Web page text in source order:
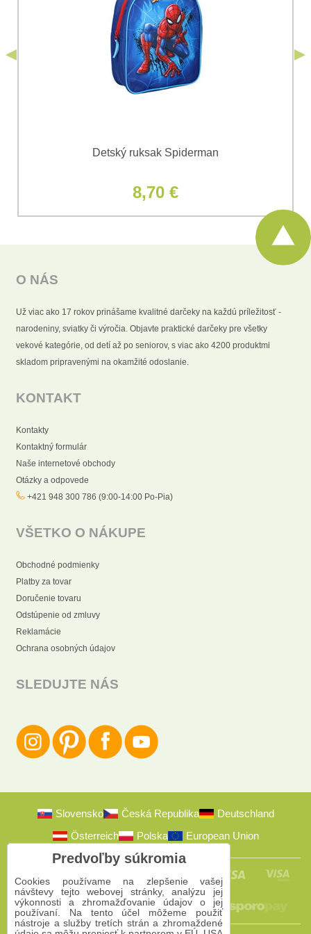
Ochrany osobných údajovspoločnosti Bomba
Detský ruksak Spiderman
8,70 €
O NÁS
Už viac ako 17 rokov prinášame kvalitné darčeky na každú príležitosť -
narodeniny, sviatky či výročia. Objavte praktické darčeky pre všetky
vekové kategórie, od detí až po seniorov, s viac ako 4200 produktmi
skladom pripravenými na okamžité odoslanie.
KONTAKT
Kontakty
Kontaktný formulár
Naše internetové obchody
Otázky a odpovede
+421 948 300 786 (9:00-14:00 Po-Pia)
VŠETKO O NÁKUPE
Obchodné podmienky
Platby za tovar
Doručenie tovaru
Odstúpenie od zmluvy
Reklamácie
Ochrana osobných údajov
SLEDUJTE NÁS
Slovensko Česká Republika
Deutschland
Österreich
Polska European Union
Predvoľby súkromia
Cookies používame na zlepšenie vašej
návštevy tejto webovej stránky, analýzu jej
výkonnosti a zhromažďovanie údajov o jej
používaní. Na tento účel môžeme použiť
nástroje a služby tretích strán a zhromaždené